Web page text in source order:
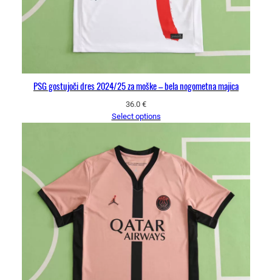
PSG gostujoči dres 2024/25 za moške – bela nogometna majica
36.0 €
Select options